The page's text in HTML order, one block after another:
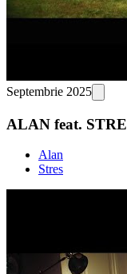
Septembrie 2025
ALAN feat.
Alan
Stres